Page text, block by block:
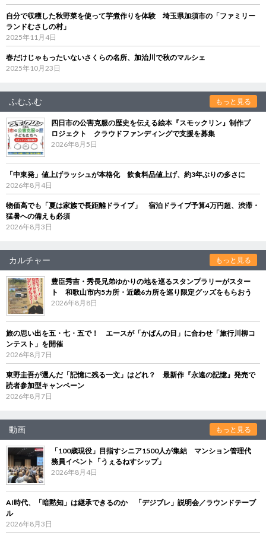
自分で収穫した秋野菜を使って芋煮作りを体験 埼玉県加須市の「ファミリー
ランドむさしの村」
2025年11月4日
春だけじゃもったいないさくらの名所、加治川で秋のマルシェ
2025年10月23日
ふむふむ もっと見る
四日市の公害克服の歴史を伝える絵本『スモックリン』制作プ
ロジェクト クラウドファンディングで支援を募集
2026年8月5日
「中東発」値上げラッシュが本格化 飲食料品値上げ、約3年ぶりの多さに
2026年8月4日
物価高でも「夏は家族で長距離ドライブ」 宿泊ドライブ予算4万円超、渋滞・
猛暑への備えも必須
2026年8月3日
カルチャー もっと見る
豊臣秀吉・秀長兄弟ゆかりの地を巡るスタンプラリーがスター
ト 和歌山市内5カ所・近畿6カ所を巡り限定グッズをもらおう
2026年8月8日
旅の思い出を五・七・五で！ エースが「かばんの日」に合わせ「旅行川柳コ
ンテスト」を開催
2026年8月7日
東野圭吾が選んだ「記憶に残る一文」はどれ？ 最新作『永遠の記憶』発売で
読者参加型キャンペーン
2026年8月7日
動画 もっと見る
「100歳現役」目指すシニア1500人が集結 マンション管理代
務員イベント「うぇるねすシップ」
2026年8月4日
AI時代、「暗黙知」は継承できるのか 「デジブレ」説明会／ラウンドテーブ
ル
2026年8月3日